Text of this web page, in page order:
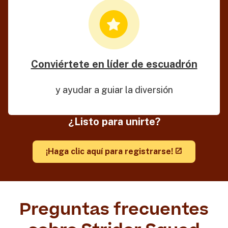
Conviértete en líder de escuadrón
y ayudar a guiar la diversión
¿Listo para unirte?
¡Haga clic aquí para registrarse!
Preguntas frecuentes